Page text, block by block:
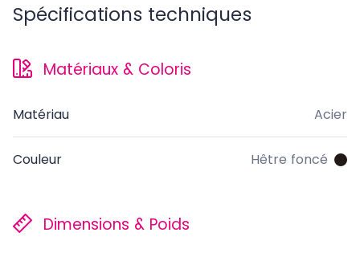
Spécifications techniques
Matériaux & Coloris
Matériau Acier
Couleur Hêtre foncé
Dimensions & Poids